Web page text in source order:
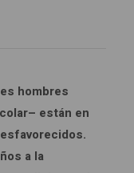
hombres
están en
a la